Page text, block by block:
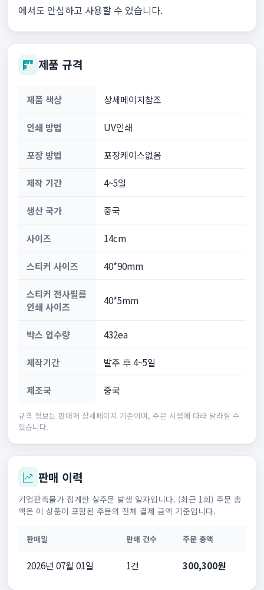
에서도 안심하고 사용할 수 있습니다.
제품 규격
제품 색상 상세페이지참조
인쇄 방법 UV인쇄
포장 방법 포장케이스없음
제작 기간 4~5일
생산 국가 중국
사이즈 14cm
스티커 사이즈 40*90mm
스티커 전사필름
인쇄 사이즈
40*5mm
박스 입수량 432ea
제작기간 발주 후 4~5일
제조국 중국
규격 정보는 판매처 상세페이지 기준이며, 주문 시점에 따라 달라질 수
있습니다.
판매 이력
기업판촉물가 집계한 실주문 발생 일자입니다. (최근 1회) 주문 총
액은 이 상품이 포함된 주문의 전체 결제 금액 기준입니다.
판매일 판매 건수 주문 총액
2026년 07월 01일 1건 300,300원